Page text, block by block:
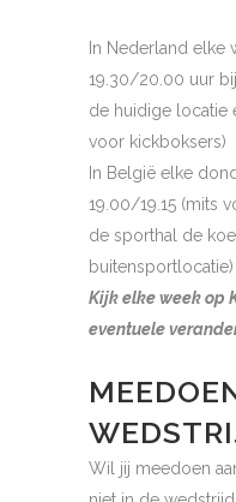
In Nederland elke
19.30/20.00 uur
de huidige locatie
voor kickboksers)
In België elke
19.00/19.15 (mits
de sporthal de
buitensportlocatie)
Kijk elke week op
eventuele
Wil jij meedoen